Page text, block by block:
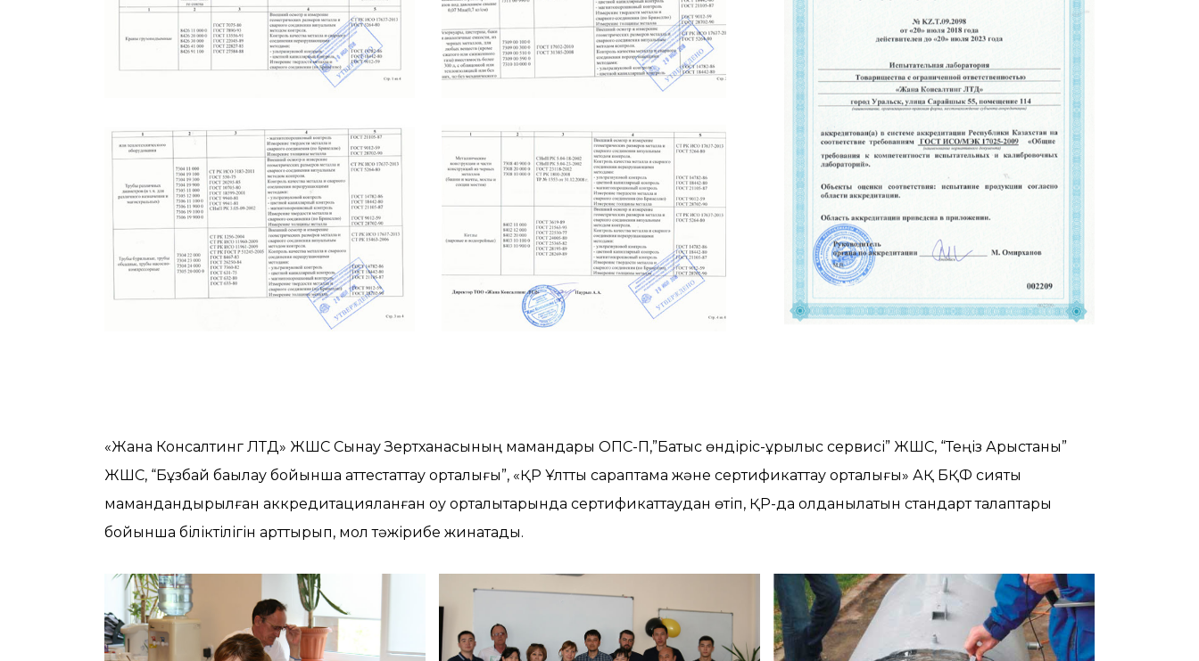
«Жана Консалтинг ЛТД» ЖШС Сынау Зертханасының мамандары ОПС-П,”Батыс өндіріс-құрылыс сервисі” ЖШС, “Теңіз Арыстаны”
ЖШС, “Бұзбай бақылау бойынша аттестаттау орталығы”, «ҚР Ұлттық сараптама және сертификаттау орталығы» АҚ БҚФ сияқты
мамандандырылған аккредитацияланған оқу орталықтарында сертификаттаудан өтіп, ҚР-да қолданылатын стандарт талаптары
бойынша біліктілігін арттырып, мол тәжірибе жинақтады.